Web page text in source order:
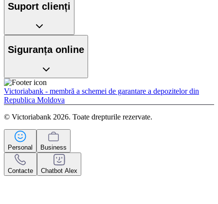
Suport clienți
Siguranța online
Victoriabank - membră a schemei de garantare a depozitelor din
Republica Moldova
© Victoriabank 2026. Toate drepturile rezervate.
Personal Business
Contacte Chatbot Alex